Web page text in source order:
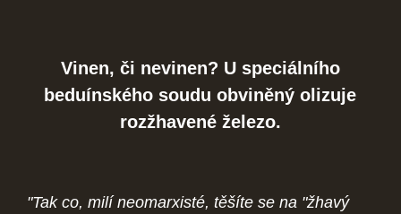
Vinen, či nevinen? U speciálního
beduínského soudu obviněný olizuje
rozžhavené železo.
"Tak co, milí neomarxisté, těšíte se na "žhavý